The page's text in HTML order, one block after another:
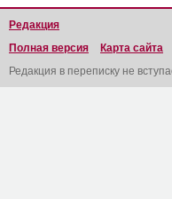
Редакция
Полная версия
Карта сайта
Редакция в переписку не